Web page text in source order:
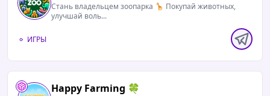
Стань владельцем зоопарка 🦒 Покупай животных,
улучшай воль...
ИГРЫ
Happy Farming 🍀